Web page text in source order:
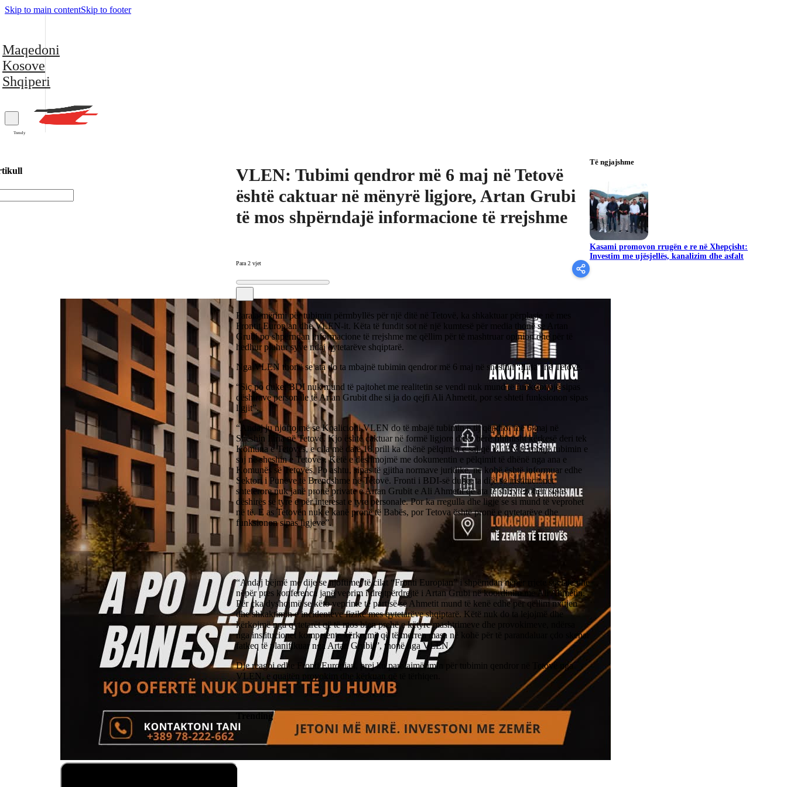
Skip to main contentSkip to footer
Maqedoni
Kosove
Shqiperi
Trendy
VLEN: Tubimi qendror më 6 maj në Tetovë
është caktuar në mënyrë ligjore, Artan Grubi
të mos shpërndajë informacione të rrejshme
Para 2 vjet
Paralajmërimi për tubimin përmbyllës për një ditë në Tetovë, ka shkaktuar përplasje në mes
Frontit Europian dhe VLEN-it. Këta të fundit sot në një kumtesë për media thonë se Artan
Grubi po shpërndan informacione të rrejshme me qëllim për të mashtruar opinion dhe për të
hedhur pluhur syve ndaj qytetarëve shqiptarë.
Nga VLEN thonë se ata do ta mbajnë tubimin qendror më 6 maj në sheshin “Iliria” në Tetovë.
“Siç po duket BDI nuk mund të pajtohet me realitetin se vendi nuk mund të funksionojë sipas
dëshirave personale të Artan Grubit dhe si ja do qejfi Ali Ahmetit, por se shteti funksionon sipas
ligjit”.
“Andaj ju njoftojmë se Koalicioni VLEN do të mbajë tubimin e tij qëndror më 6 maj në
Sheshin Iliria në Tetovë. Kjo është caktuar në formë ligjore duke bërë fillimisht kërkesë deri tek
Komuna e Tetovës, e cila më datë 18 prill ka dhënë pëlqimin e saj që VLEN të mbajë tubimin e
saj në sheshin e Tetovës. Këtë e dëshmojmë me dokumentin e pëlqimit të dhënë nga ana e
Komunës së Tetovës. Po ashtu, sipas të gjitha normave juridike, në kohë është informuar edhe
Sektori i Punëve të Brendshme në Tetovë. Fronti i BDI-së duhet ta dijë se institucionet
shtetërore nuk janë pronë private e Artan Grubit e Ali Ahmetit që ata të shfrytëzohen sipas
dëshirës së tyre e për interesat e tyre personale. Por ka rregulla dhe ligje se si mund të veprohet
në të. E as Tetovën nuk e kanë pronë të Babës, por Tetova është pronë e qytetarëve dhe
funksionon sipas ligjeve”.
“Andaj bëjmë me dije se njoftimet të cilat “Fronti Europian” i shpërndan nëpër rrjete sociale dhe
nëpër pres konferenca janë veprim i drejtpërdrejtë i Artan Grubi në koordinim me Ali Ahmetin.
Për çka dyshojmë se këto veprime të partisë së Ahmetit mund të kenë edhe për qëllim nxitjen
dhe shkaktimin e incidenteve fizike mes qytetarëve shqiptarë. Këtë nuk do ta lejojmë dhe
kërkojmë nga qytetarët që të mos bien prehë e këtyre mashtrimeve dhe provokimeve, ndërsa
nga institucionet kompetente kërkojmë që të merren masa në kohë për të parandaluar çdo skenar
fatkeq të planifikuar nga Artan Grubi!”, thonë nga VLEN.
Dje reagoi edhe Fronti Europian, prej ku paralajmërimin për tubimin qendror në Tetovë nga
VLEN, e quajtën provokim dhe kërkuan që të tërhiqen.
Trending
Të ngjajshme
Kasami promovon rrugën e re në Xhepçisht:
Investim me ujësjellës, kanalizim dhe asfalt